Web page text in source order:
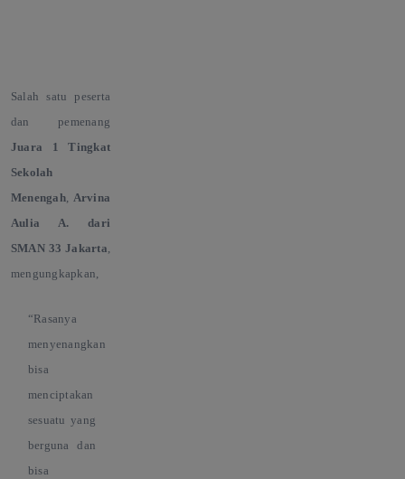
Salah satu peserta
dan pemenang
Juara 1 Tingkat
Sekolah
Menengah, Arvina
Aulia A. dari
SMAN 33 Jakarta,
mengungkapkan,
“Rasanya
menyenangkan
bisa
menciptakan
sesuatu yang
berguna dan
bisa